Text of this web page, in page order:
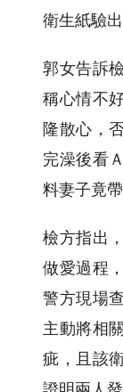
衛生紙驗
郭女告訴
稱心情不
隆散心，
完澡後看
料妻子竟
檢方指出
做愛過程
警方現場
主動將相
疵，且該